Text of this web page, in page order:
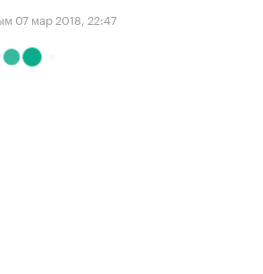
07 мар 2018, 22:47